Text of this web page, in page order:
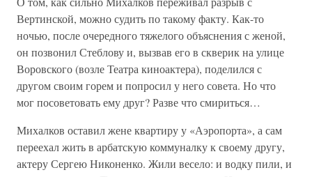
Вертинской, можно судить по такому факту. Как-то
ночью, после очередного тяжелого объяснения с женой,
он позвонил Стеблову и, вызвав его в скверик на улице
Воровского (возле Театра киноактера), поделился с
другом своим горем и попросил у него совета. Но что
мог посоветовать ему друг? Разве что смириться…
Михалков оставил жене квартиру у «Аэропорта», а сам
переехал жить в арбатскую коммуналку к своему другу,
актеру Сергею Никоненко. Жили весело: и водку пили, и